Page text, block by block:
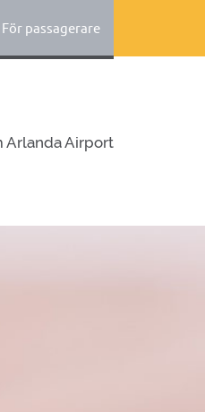
För passagerare
Arlanda Airport